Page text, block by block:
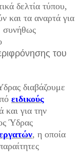
δελτία τύπου,
και τα αναρτά για
συνήθως
του
διαβάζουμε
ειδικούς
και για την
Ύδρας
, η οποία